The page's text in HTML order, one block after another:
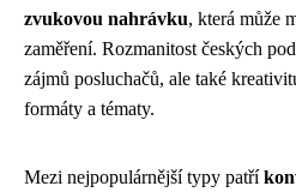
zvukovou nahrávku, která může
zaměření. Rozmanitost českých
zájmů posluchačů, ale také
formáty a tématy.
Mezi nejpopulárnější typy patří